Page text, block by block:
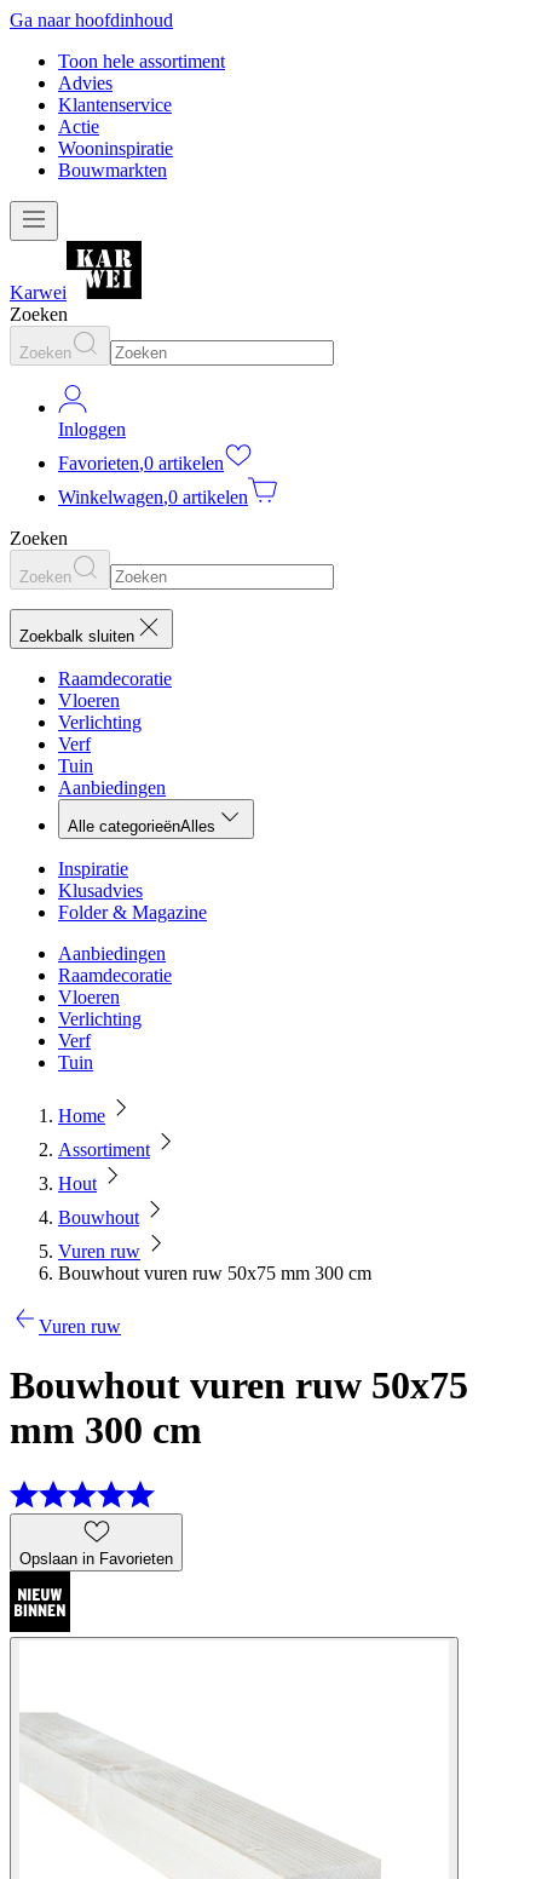
Ga naar hoofdinhoud
Toon hele assortiment
Advies
Klantenservice
Actie
Wooninspiratie
Bouwmarkten
Karwei
Zoeken
Zoeken
Inloggen
Favorieten,0 artikelen
Winkelwagen,0 artikelen
Zoeken
Zoeken
Zoekbalk sluiten
Raamdecoratie
Vloeren
Verlichting
Verf
Tuin
Aanbiedingen
Alle categorieënAlles
Inspiratie
Klusadvies
Folder & Magazine
Aanbiedingen
Raamdecoratie
Vloeren
Verlichting
Verf
Tuin
Home
Assortiment
Hout
Bouwhout
Vuren ruw
Bouwhout vuren ruw 50x75 mm 300 cm
Vuren ruw
Bouwhout vuren ruw 50x75
mm 300 cm
Opslaan in Favorieten